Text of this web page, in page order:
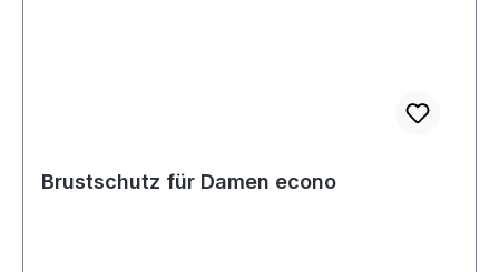
Brustschutz für Damen econo